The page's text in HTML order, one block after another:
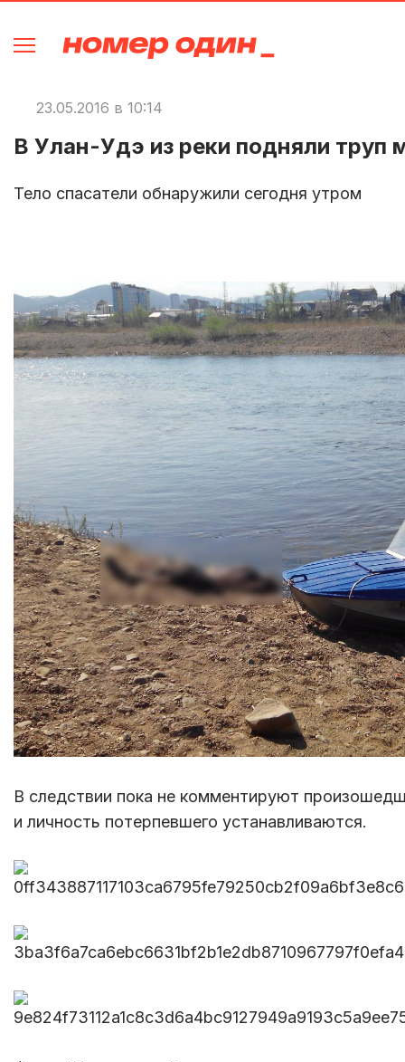
23.05.2016 в 10:14
В Улан-Удэ из реки подняли
Тело спасатели обнаружили сегодня утром
В следствии пока не комментируют
и личность потерпевшего устанавливаются.